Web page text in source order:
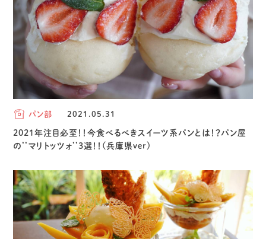
パン部 2021.05.31
2021年注目必至！！今食べるべきスイーツ系パンとは！？パン屋
の’’マリトッツォ’’3選！！(兵庫県ver)